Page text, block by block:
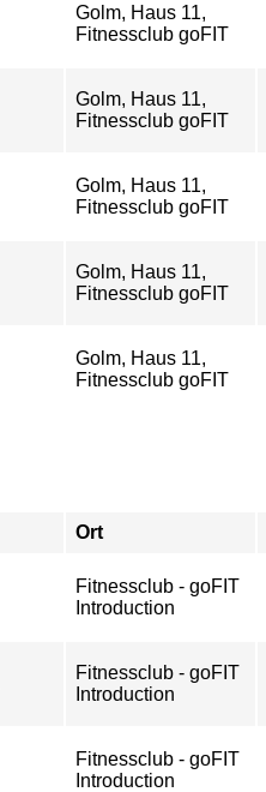
Golm, Haus 11,
Fitnessclub goFIT
Golm, Haus 11,
Fitnessclub goFIT
Golm, Haus 11,
Fitnessclub goFIT
Golm, Haus 11,
Fitnessclub goFIT
Golm, Haus 11,
Fitnessclub goFIT
Ort
Fitnessclub - goFIT
Introduction
Fitnessclub - goFIT
Introduction
Fitnessclub - goFIT
Introduction